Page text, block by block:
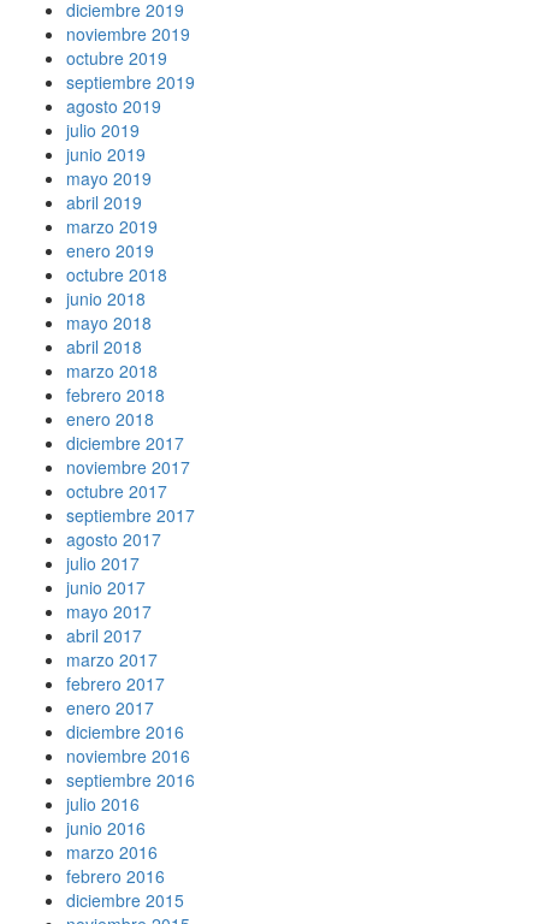
diciembre 2019
noviembre 2019
octubre 2019
septiembre 2019
agosto 2019
julio 2019
junio 2019
mayo 2019
abril 2019
marzo 2019
enero 2019
octubre 2018
junio 2018
mayo 2018
abril 2018
marzo 2018
febrero 2018
enero 2018
diciembre 2017
noviembre 2017
octubre 2017
septiembre 2017
agosto 2017
julio 2017
junio 2017
mayo 2017
abril 2017
marzo 2017
febrero 2017
enero 2017
diciembre 2016
noviembre 2016
septiembre 2016
julio 2016
junio 2016
marzo 2016
febrero 2016
diciembre 2015